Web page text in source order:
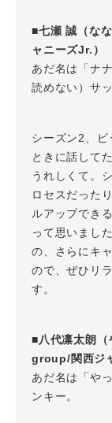
■七瀬 誠（な
ャニーズJr.）
あだ名は「ナ
読めない）サ
シーズン2、
ときに話して
うれしくて。
ロセスだった
ルアップでき
って思いまし
の、さらにキ
ので、ぜひリ
す。
■八代凛太朗
group/関西ジ
あだ名は「や
ンキー。